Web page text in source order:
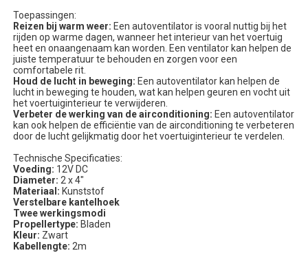
Toepassingen:
Reizen bij warm weer: Een autoventilator is vooral nuttig bij het
rijden op warme dagen, wanneer het interieur van het voertuig
heet en onaangenaam kan worden. Een ventilator kan helpen de
juiste temperatuur te behouden en zorgen voor een
comfortabele rit.
Houd de lucht in beweging: Een autoventilator kan helpen de
lucht in beweging te houden, wat kan helpen geuren en vocht uit
het voertuiginterieur te verwijderen.
Verbeter de werking van de airconditioning: Een autoventilator
kan ook helpen de efficiëntie van de airconditioning te verbeteren
door de lucht gelijkmatig door het voertuiginterieur te verdelen.
Technische Specificaties:
Voeding: 12V DC
Diameter: 2 x 4"
Materiaal: Kunststof
Verstelbare kantelhoek
Twee werkingsmodi
Propellertype: Bladen
Kleur: Zwart
Kabellengte: 2m